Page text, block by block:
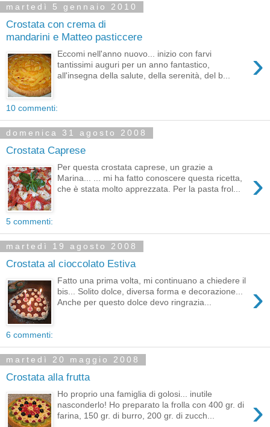
martedì 5 gennaio 2010
Crostata con crema di
mandarini e Matteo pasticcere
›
Eccomi nell'anno nuovo... inizio con farvi
tantissimi auguri per un anno fantastico,
all'insegna della salute, della serenità, del b...
10 commenti:
domenica 31 agosto 2008
Crostata Caprese
›
Per questa crostata caprese, un grazie a
Marina... ... mi ha fatto conoscere questa ricetta,
che è stata molto apprezzata. Per la pasta frol...
5 commenti:
martedì 19 agosto 2008
Crostata al cioccolato Estiva
›
Fatto una prima volta, mi continuano a chiedere il
bis... Solito dolce, diversa forma e decorazione...
Anche per questo dolce devo ringrazia...
6 commenti:
martedì 20 maggio 2008
Crostata alla frutta
›
Ho proprio una famiglia di golosi... inutile
nasconderlo! Ho preparato la frolla con 400 gr. di
farina, 150 gr. di burro, 200 gr. di zucch...